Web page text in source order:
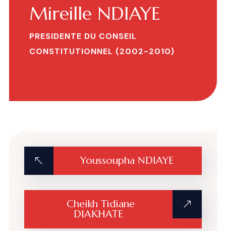
Mireille NDIAYE
PRESIDENTE DU CONSEIL
CONSTITUTIONNEL (2002-2010)
Youssoupha NDIAYE
Cheikh Tidiane
DIAKHATE